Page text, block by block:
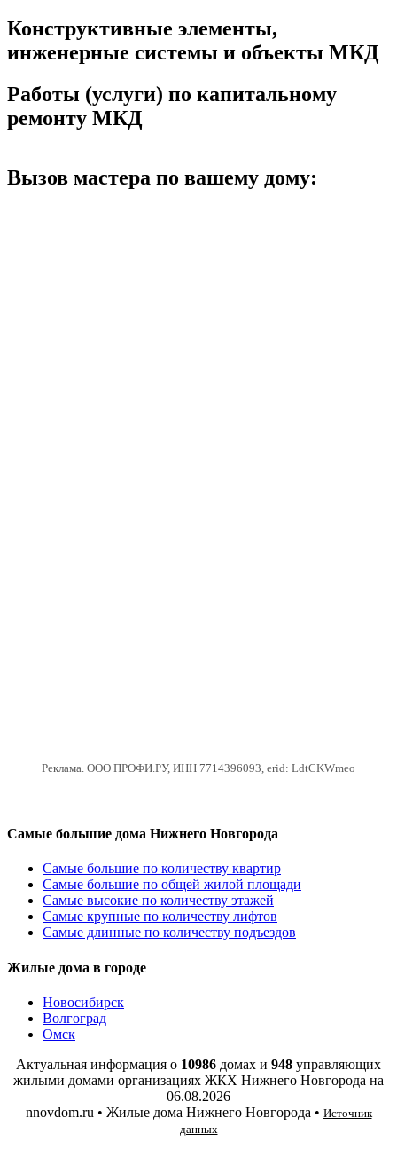
Конструктивные элементы,
инженерные системы и объекты МКД
Работы (услуги) по капитальному
ремонту МКД
Вызов мастера по вашему дому:
Реклама. ООО ПРОФИ.РУ, ИНН 7714396093, erid: LdtCKWmeo
Самые большие дома Нижнего Новгорода
Самые большие по количеству квартир
Самые большие по общей жилой площади
Самые высокие по количеству этажей
Самые крупные по количеству лифтов
Самые длинные по количеству подъездов
Жилые дома в городе
Новосибирск
Волгоград
Омск
Актуальная информация о 10986 домах и 948 управляющих
жилыми домами организациях ЖКХ Нижнего Новгорода на
06.08.2026
nnovdom.ru • Жилые дома Нижнего Новгорода • Источник
данных